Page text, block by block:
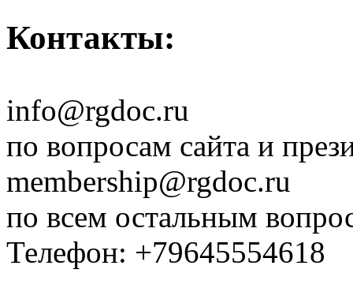
Контакты:
info@rgdoc.ru
по вопросам сайта и
membership@rgdoc.ru
по всем остальным
Телефон: +79645554618